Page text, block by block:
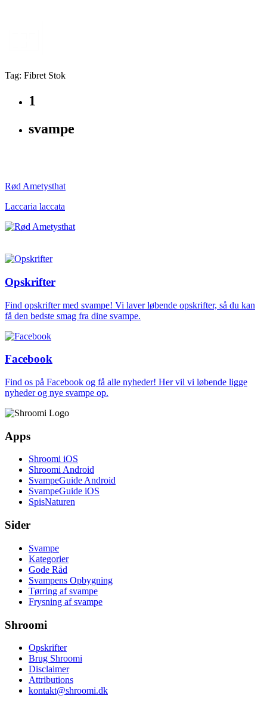
Tag: Fibret Stok
1
svampe
Rød Ametysthat
Laccaria laccata
Opskrifter
Find opskrifter med svampe! Vi laver løbende opskrifter, så du kan
få den bedste smag fra dine svampe.
Facebook
Find os på Facebook og få alle nyheder! Her vil vi løbende ligge
nyheder og nye svampe op.
Apps
Shroomi iOS
Shroomi Android
SvampeGuide Android
SvampeGuide iOS
SpisNaturen
Sider
Svampe
Kategorier
Gode Råd
Svampens Opbygning
Tørring af svampe
Frysning af svampe
Shroomi
Opskrifter
Brug Shroomi
Disclaimer
Attributions
kontakt@shroomi.dk